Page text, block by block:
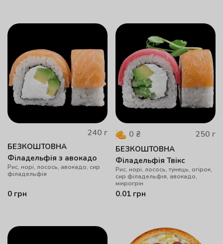
240 г
БЕЗКОШТОВНА
Філадельфія з авокадо
Рис, норі, лосось, авокадо, сир
філадельфія
0 грн
0 ₴ 250 г
БЕЗКОШТОВНА
Філадельфія Твікс
Рис, норі, лосось, тунець, огірок,
сир філадельфія, авокадо,
мікрогрін
0.01 грн